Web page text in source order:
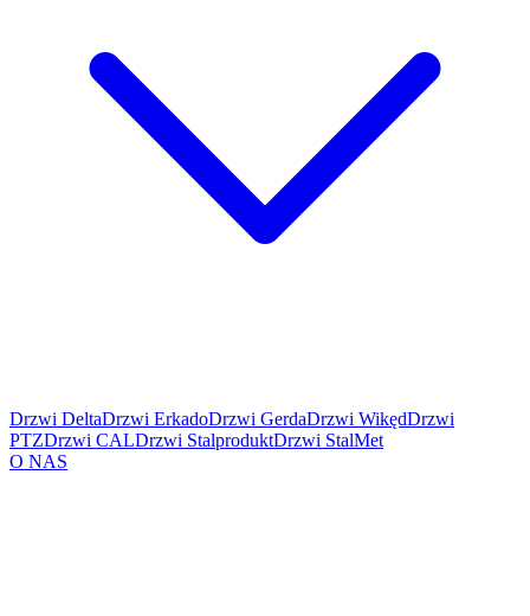
Drzwi DeltaDrzwi ErkadoDrzwi GerdaDrzwi WikędDrzwi
PTZDrzwi CALDrzwi StalproduktDrzwi StalMet
O NAS